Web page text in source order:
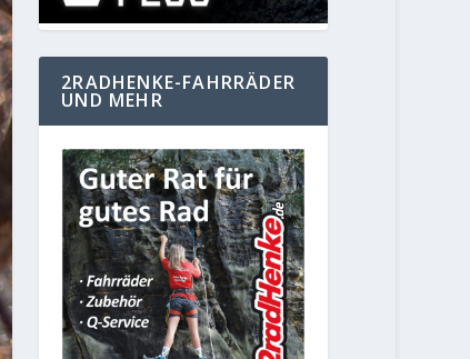
2RADHENKE-FAHRRÄDER
UND MEHR